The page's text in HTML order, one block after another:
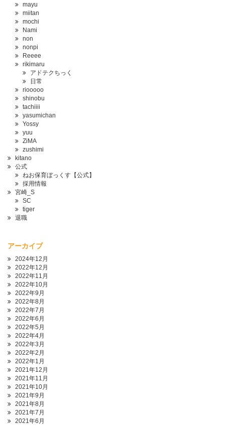
mayu
miitan
mochi
Nami
non
nonpi
Reeee
rikimaru
アドテクちっく
日常
riooooo
shinobu
tachiiii
yasumichan
Yossy
yuu
ZiMA
zushimi
kitano
公式
ねお保育ぼっくす【公式】
採用情報
宮崎_S
SC
tiger
退職
アーカイブ
2024年12月
2022年12月
2022年11月
2022年10月
2022年9月
2022年8月
2022年7月
2022年6月
2022年5月
2022年4月
2022年3月
2022年2月
2022年1月
2021年12月
2021年11月
2021年10月
2021年9月
2021年8月
2021年7月
2021年6月